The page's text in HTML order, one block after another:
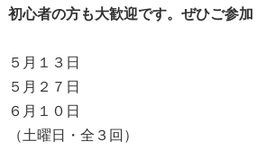
初心者の方も大歓迎です。ぜひご参加
５月１３日
５月２７日
６月１０日
（土曜日・全３回）